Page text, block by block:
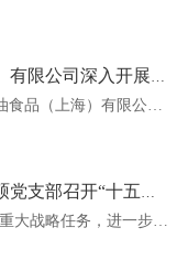
马克思主义学院赴光明粮油食品（上海）有限公司深入开展企业走访活动
3月23日，东华大学马克思主义学院与光明粮油食品（上海）有限公司合作交流会在光明粮油食品有限公司会议室...
筑牢思想根基，践行初心使命——马理硕党支部召开“十五五”战略任务专题学习会暨组织生活会与党员培训会
为深入学习贯彻“十五五”时期经济社会发展的重大战略任务，进一步提升马克思主义理论学科研究生的理论素养...